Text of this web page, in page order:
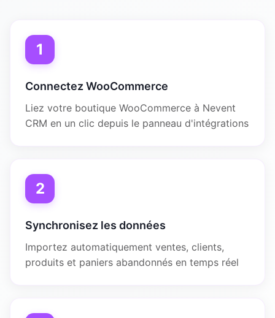
1
Connectez WooCommerce
Liez votre boutique WooCommerce à Nevent
CRM en un clic depuis le panneau d'intégrations
2
Synchronisez les données
Importez automatiquement ventes, clients,
produits et paniers abandonnés en temps réel